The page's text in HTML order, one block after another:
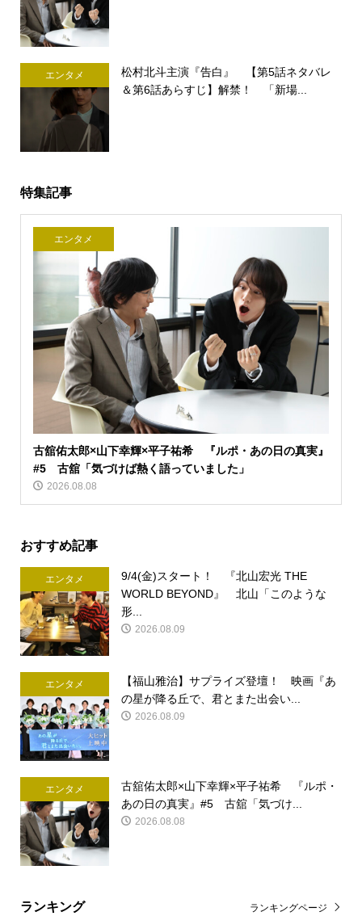
エンタメ
松村北斗主演『告白』 【第5話ネタバレ
＆第6話あらすじ】解禁！ 「新場...
特集記事
エンタメ
古舘佑太郎×山下幸輝×平子祐希 『ルポ・あの日の真実』
#5 古舘「気づけば熱く語っていました」
2026.08.08
おすすめ記事
エンタメ
9/4(金)スタート！ 『北山宏光 THE
WORLD BEYOND』 北山「このような
形...
2026.08.09
エンタメ
【福山雅治】サプライズ登壇！ 映画『あ
の星が降る丘で、君とまた出会い...
2026.08.09
エンタメ
古舘佑太郎×山下幸輝×平子祐希 『ルポ・
あの日の真実』#5 古舘「気づけ...
2026.08.08
ランキング ランキングページ